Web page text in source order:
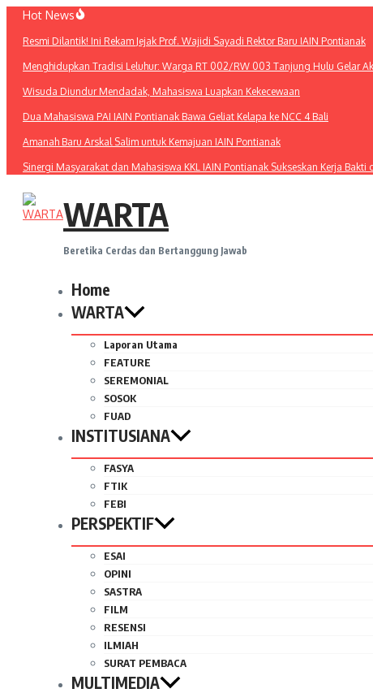
Lewati
konten
Hot News
Resmi Dilantik! Ini Rekam Jejak Prof. Wajidi Sayadi Rektor Baru IAIN Pontianak
Menghidupkan Tradisi Leluhur: Warga RT 002/RW 003 Tanjung Hulu Gelar
Wisuda Diundur Mendadak, Mahasiswa Luapkan Kekecewaan
Dua Mahasiswa PAI IAIN Pontianak Bawa Geliat Kelapa ke NCC 4 Bali
Amanah Baru Arskal Salim untuk Kemajuan IAIN Pontianak
Sinergi Masyarakat dan Mahasiswa KKL IAIN Pontianak Sukseskan Kerja
WARTA
Beretika Cerdas dan Bertanggung Jawab
Home
WARTA
Laporan Utama
FEATURE
SEREMONIAL
SOSOK
FUAD
INSTITUSIANA
FASYA
FTIK
FEBI
PERSPEKTIF
ESAI
OPINI
SASTRA
FILM
RESENSI
ILMIAH
SURAT PEMBACA
MULTIMEDIA